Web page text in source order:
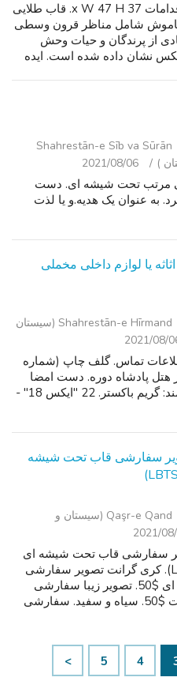
هنر قاب بزرگ: اقدامات 37 x W 47 H. قاب طلایی
خاموش شامل مناظر قرون وسطی
از پرندگان و حیات وحش
نشان داده شده است. ایده
Shahrestān-e Sīb va Sūrān
)
2021/08/06
مرتب تحت شیشه ای. دست
به عنوان یک هدیه.و یا لذت
یا لوازم داخلی مخملی
Shahrestān-e Hīrmand (سیستان
2021/08/
تماس. گلف چاپ (شماره
هتل پادشاه دوره. دست امضا
شده توسط هنرمند: گریم باکستر. 22 "ایکس 18" -
سفارشی قاب تحت شیشه
Qaşr-e Qand (سیستان و
2021/
سفارشی قاب تحت شیشه ای
$50-5 50 (LBTS). کری گرانت تصویر سفارشی
قاب تحت شیشه ای $50. تصویر زیبا سفارشی
قاب از کری گرانت $50. سیاه و سفید. سفارشی
4
5
>